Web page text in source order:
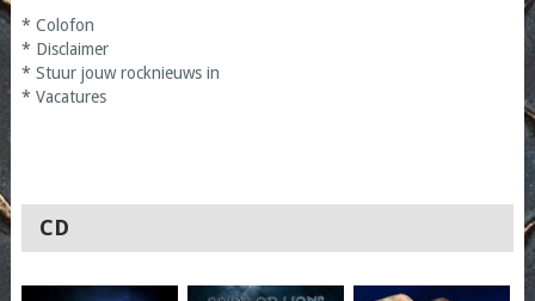
* Colofon
* Disclaimer
* Stuur jouw rocknieuws in
* Vacatures
CD